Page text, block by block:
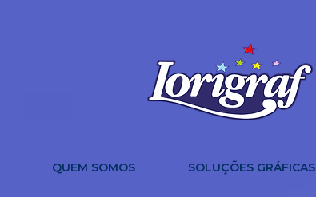
QUEM SOMOS SOLUÇÕES GRÁFICAS